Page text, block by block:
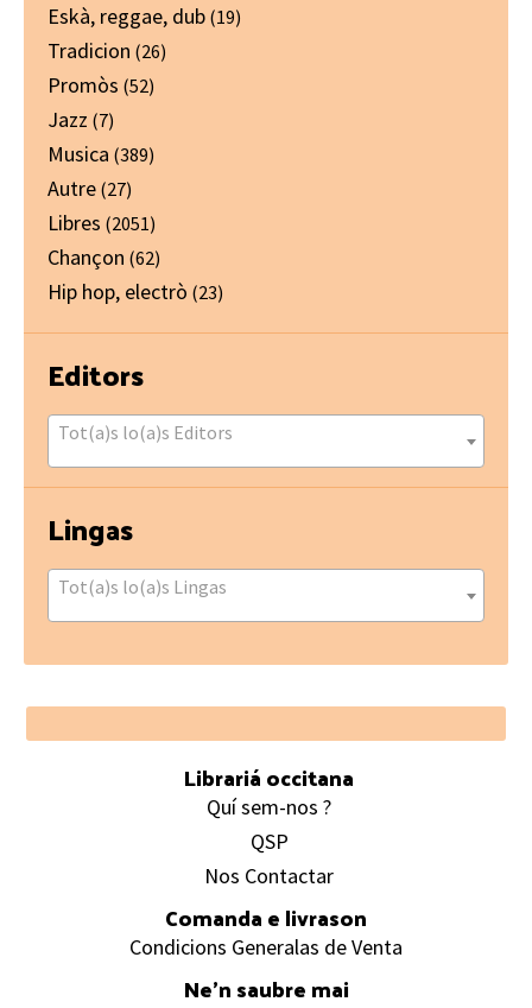
Eskà, reggae, dub (19)
Tradicion (26)
Promòs (52)
Jazz (7)
Musica (389)
Autre (27)
Libres (2051)
Chançon (62)
Hip hop, electrò (23)
Editors
Tot(a)s lo(a)s Editors
Lingas
Tot(a)s lo(a)s Lingas
Footer
Librariá occitana
Quí sem-nos ?
QSP
Nos Contactar
Comanda e livrason
Condicions Generalas de Venta
Ne’n saubre mai